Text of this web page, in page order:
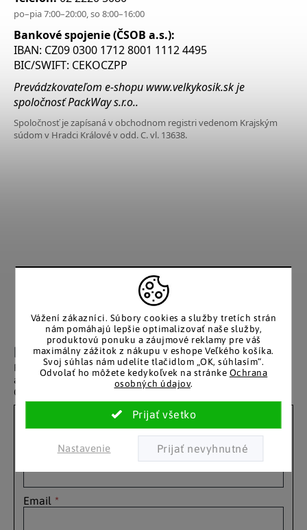
Vážení zákazníci. Súbory cookies a služby tretích strán
nám pomáhajú lepšie optimalizovať naše služby,
produktovú ponuku a záujmové reklamy pre váš
maximálny zážitok z nákupu v eshope Veľkého košíka.
Svoj súhlas nám udelíte tlačidlom „OK, súhlasím“.
Odvolať ho môžete kedykoľvek na stránke Ochrana
osobných údajov.
Nastavenie
Figúrky a sošky
Vianočné dekorácie
Organizácia domácnosti
Kancelária a komunikácia
Uchovávanie potravín
Umývanie riadu a upratovanie
Kuchynské police
Pečenie a varenie
Kuchynský nábytok
Nábytok do spálne
Detský nábytok
Doplňky
Nábytok do obývačky
Práca na záhrade
Plašiče škodcov
Dielňa a náradie
Vonkajšie osvetlenie
Vonkajšie grilovanie
Outdoor
Chovateľské potreby
Hračky
Kreatívne tvorenie
Telo a zdravie
Kozmetika a parfumy
Fitness a šport
Masáže a relax
Osobná hygiena
Zdravotné pomôcky
Inšpirácie
Tipy na darčeky
Kempovanie
Užite si leto naplno
po–pia 7:00–20:00, so 8:00–16:00
Bankové spojenie (ČSOB a.s.):
IBAN: CZ09 0300 1712 8001 1112 4495
BIC/SWIFT: CEKOCZPP
Prevádzkovateľom e-shopu www.velkykosik.skje
spoločnosť PackWay s.r.o..
Spoločnosť je zapísaná v obchodnom registri vedenom Krajským
súdom v Hradci Králové v odd. C. vl. 13638.
Kontaktujte nás cez formulár
Prostredníctvom nasledujúceho formulára nám môžete zaslať
akýkoľvek dotaz či pripomienku.
Odoslaný text bude doručený na adresu
Máte nejaké otázky? Zodpovieme ich. Prosím,
pozorne vyplňte kontaktné údaje.
Meno a priezvisko
Email